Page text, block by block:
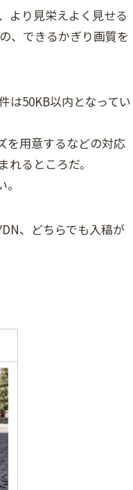
より見栄えよく見せる
、できるかぎり画質を
は50KB以内となってい
を用意するなどの対応
るところだ。
、どちらでも入稿が